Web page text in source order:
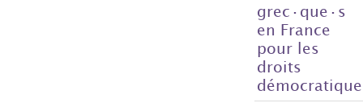
grec·que·s
en France
pour les
droits